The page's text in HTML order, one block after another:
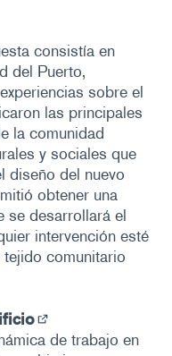
consistía en
del Puerto,
sobre el
las principales
la comunidad
y sociales que
diseño del nuevo
obtener una
se desarrollará el
intervención esté
comunitario
(Abrir en una
de trabajo en